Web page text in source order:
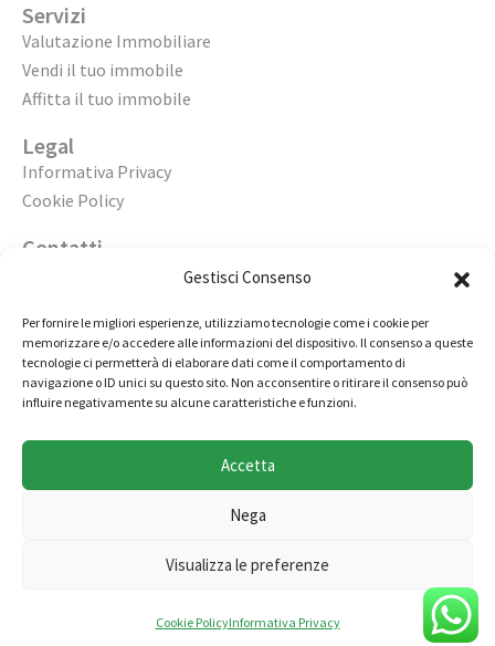
Gestisci Consenso
Per fornire le migliori esperienze, utilizziamo tecnologie come i cookie per
memorizzare e/o accedere alle informazioni del dispositivo. Il consenso a queste
tecnologie ci permetterà di elaborare dati come il comportamento di
navigazione o ID unici su questo sito. Non acconsentire o ritirare il consenso può
influire negativamente su alcune caratteristiche e funzioni.
Accetta
Nega
Visualizza le preferenze
Cookie PolicyInformativa Privacy
Servizi
Valutazione Immobiliare
Vendi il tuo immobile
Affitta il tuo immobile
Legal
Informativa Privacy
Cookie Policy
Contatti
02 98236472
info@immobiliarecasaelite.it
Copyright © by Millertech S.r.l., società appartenente al
gruppo Miller Group - Tutti i diritti riservati
Casa Elite Group